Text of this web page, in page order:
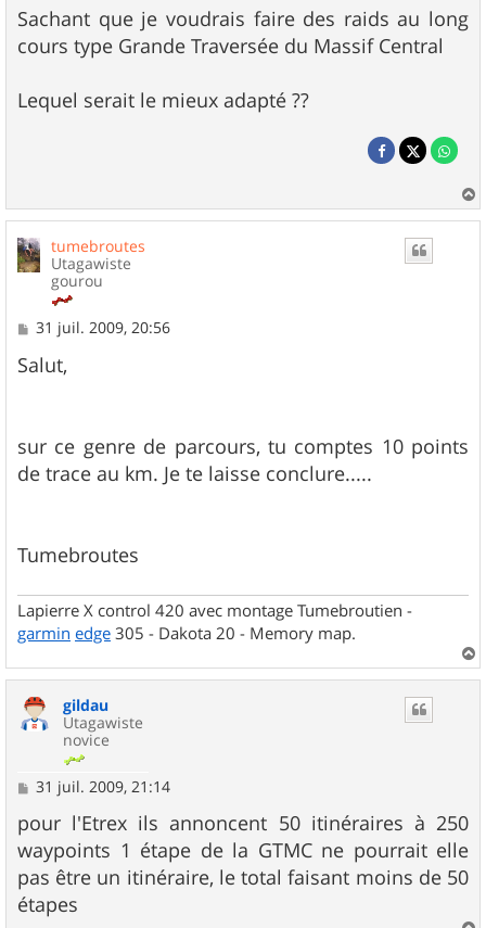
Sachant que je voudrais faire des raids au long
cours type Grande Traversée du Massif Central
Lequel serait le mieux adapté ??
a
tumebroutes
Utagawiste
gourou
M
s
s
31 juil. 2009, 20:56
Salut,
sur ce genre de parcours, tu comptes 10 points
de trace au km. Je te laisse conclure.....
Tumebroutes
Lapierre X control 420 avec montage Tumebroutien -
garmin edge 305 - Dakota 20 - Memory map.
a
gildau
Utagawiste
novice
M
s
s
a
g
e
31 juil. 2009, 21:14
pour l'Etrex ils annoncent 50 itinéraires à 250
waypoints 1 étape de la GTMC ne pourrait elle
pas être un itinéraire, le total faisant moins de 50
étapes